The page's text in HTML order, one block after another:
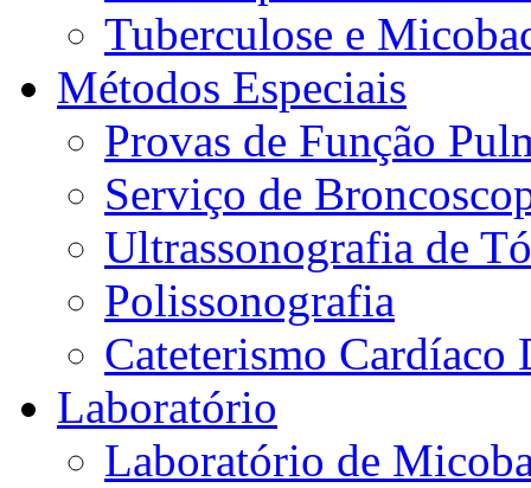
Tuberculose e
Métodos Especiais
Provas de Função
Serviço de
Ultrassonografia de
Polissonografia
Cateterismo Cardíaco
Laboratório
Laboratório de